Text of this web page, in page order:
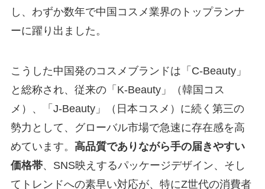
し、わずか数年で中国コスメ業界のトップランナ
ーに躍り出ました。
こうした中国発のコスメブランドは「C-Beauty」
と総称され、従来の「K-Beauty」（韓国コス
メ）、「J-Beauty」（日本コスメ）に続く第三の
勢力として、グローバル市場で急速に存在感を高
めています。 高品質でありながら手の届きやすい
価格帯、SNS映えするパッケージデザイン、そし
てトレンドへの素早い対応が、特にZ世代の消費者